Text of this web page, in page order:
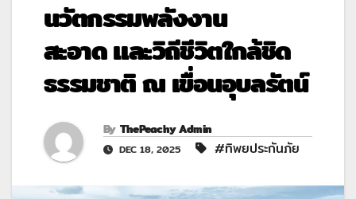
นวัตกรรมพลังงาน
สะอาด และวิถีชีวิตใกล้ชิด
ธรรมชาติ ณ เขื่อนอุบลรัตน์
By ThePeachy Admin
DEC 18, 2025 #ทิพยประกันภัย